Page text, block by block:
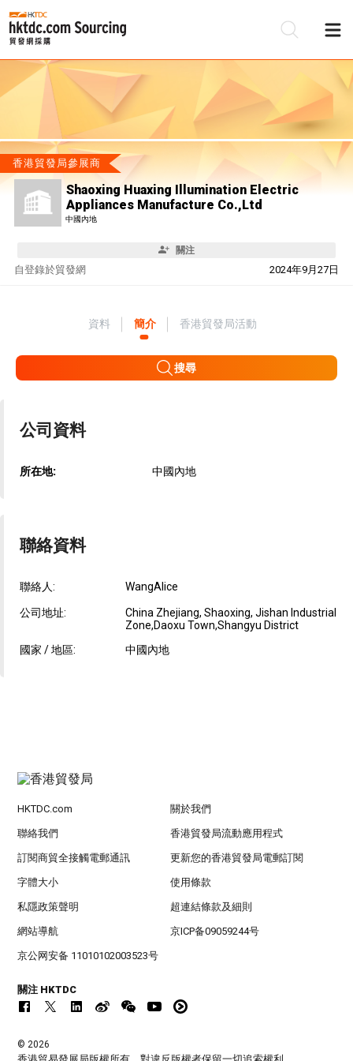
香港貿發局參展商
Shaoxing Huaxing Illumination Electric
Appliances Manufacture Co.,Ltd
中國內地
關注
自 2024年9月27日
登錄於貿發網
資料 簡介 香港貿發局活動
搜尋
公司資料
所在地: 中國內地
聯絡資料
聯絡人: WangAlice
公司地址:
China Zhejiang, Shaoxing, Jishan Industrial
Zone,Daoxu Town,Shangyu District
國家 / 地區:
中國內地
HKTDC.com 關於我們
聯絡我們 香港貿發局流動應用程式
訂閱商貿全接觸電郵通訊 更新您的香港貿發局電郵訂閱
字體大小 使用條款
私隱政策聲明 超連結條款及細則
網站導航 京ICP备09059244号
京公网安备 11010102003523号
關注 HKTDC
© 2026